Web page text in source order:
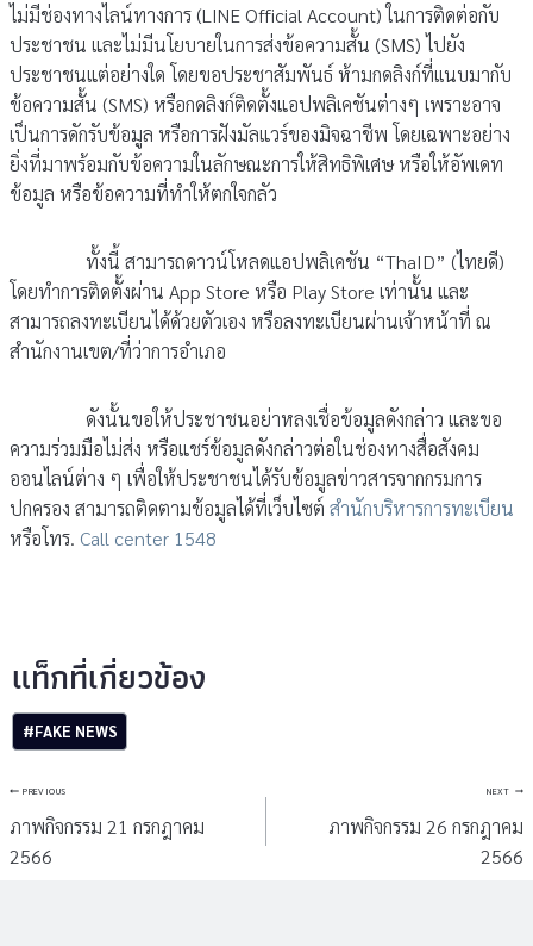
ไม่มีช่องทางไลน์ทางการ (LINE Official Account) ในการติดต่อกับ
ประชาชน และไม่มีนโยบายในการส่งข้อความสั้น (SMS) ไปยัง
ประชาชนแต่อย่างใด โดยขอประชาสัมพันธ์ ห้ามกดลิงก์ที่เเนบมากับ
ข้อความสั้น (SMS) หรือกดลิงก์ติดตั้งแอปพลิเคชันต่างๆ เพราะอาจ
เป็นการดักรับข้อมูล หรือการฝังมัลแวร์ของมิจฉาชีพ โดยเฉพาะอย่าง
ยิ่งที่มาพร้อมกับข้อความในลักษณะการให้สิทธิพิเศษ หรือให้อัพเดท
ข้อมูล หรือข้อความที่ทำให้ตกใจกลัว
ทั้งนี้ สามารถดาวน์โหลดแอปพลิเคชัน “ThaID” (ไทยดี)
โดยทำการติดตั้งผ่าน App Store หรือ Play Store เท่านั้น และ
สามารถลงทะเบียนได้ด้วยตัวเอง หรือลงทะเบียนผ่านเจ้าหน้าที่ ณ
สำนักงานเขต/ที่ว่าการอำเภอ
ดังนั้นขอให้ประชาชนอย่าหลงเชื่อข้อมูลดังกล่าว และขอ
ความร่วมมือไม่ส่ง หรือแชร์ข้อมูลดังกล่าวต่อในช่องทางสื่อสังคม
ออนไลน์ต่าง ๆ เพื่อให้ประชาชนได้รับข้อมูลข่าวสารจากกรมการ
ปกครอง สามารถติดตามข้อมูลได้ที่เว็บไซต์ สำนักบริหารการทะเบียน
หรือโทร. Call center 1548
Post
Tags:
#FAKE NEWS
แนะแนว
เรื่อง
PREVIOUS
ภาพกิจกรรม 21 กรกฎาคม
2566
NEXT
ภาพกิจกรรม 26 กรกฎาคม
2566